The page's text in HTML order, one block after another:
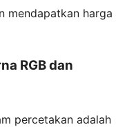
mendapatkan harga
RGB dan
percetakan adalah